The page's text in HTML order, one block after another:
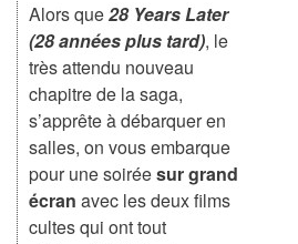
Alors que28 Years Later
(28 années plus tard), le
très attendu nouveau
chapitre de la saga,
s’apprête à débarquer en
salles, on vous embarque
pour une soiréesur grand
écran avec les deux films
cultes qui ont tout